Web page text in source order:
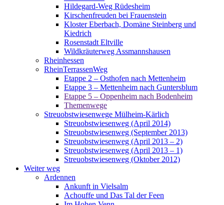
Hildegard-Weg Rüdesheim
Kirschenfreuden bei Frauenstein
Kloster Eberbach, Domäne Steinberg und
Kiedrich
Rosenstadt Eltville
Wildkräuterweg Assmannshausen
Rheinhessen
RheinTerrassenWeg
Etappe 2 – Osthofen nach Mettenheim
Etappe 3 – Mettenheim nach Guntersblum
Etappe 5 – Oppenheim nach Bodenheim
Themenwege
Streuobstwiesenwege Mülheim-Kärlich
Streuobstwiesenweg (April 2014)
Streuobstwiesenweg (September 2013)
Streuobstwiesenweg (April 2013 – 2)
Streuobstwiesenweg (April 2013 – 1)
Streuobstwiesenweg (Oktober 2012)
Weiter weg
Ardennen
Ankunft in Vielsalm
Achouffe und Das Tal der Feen